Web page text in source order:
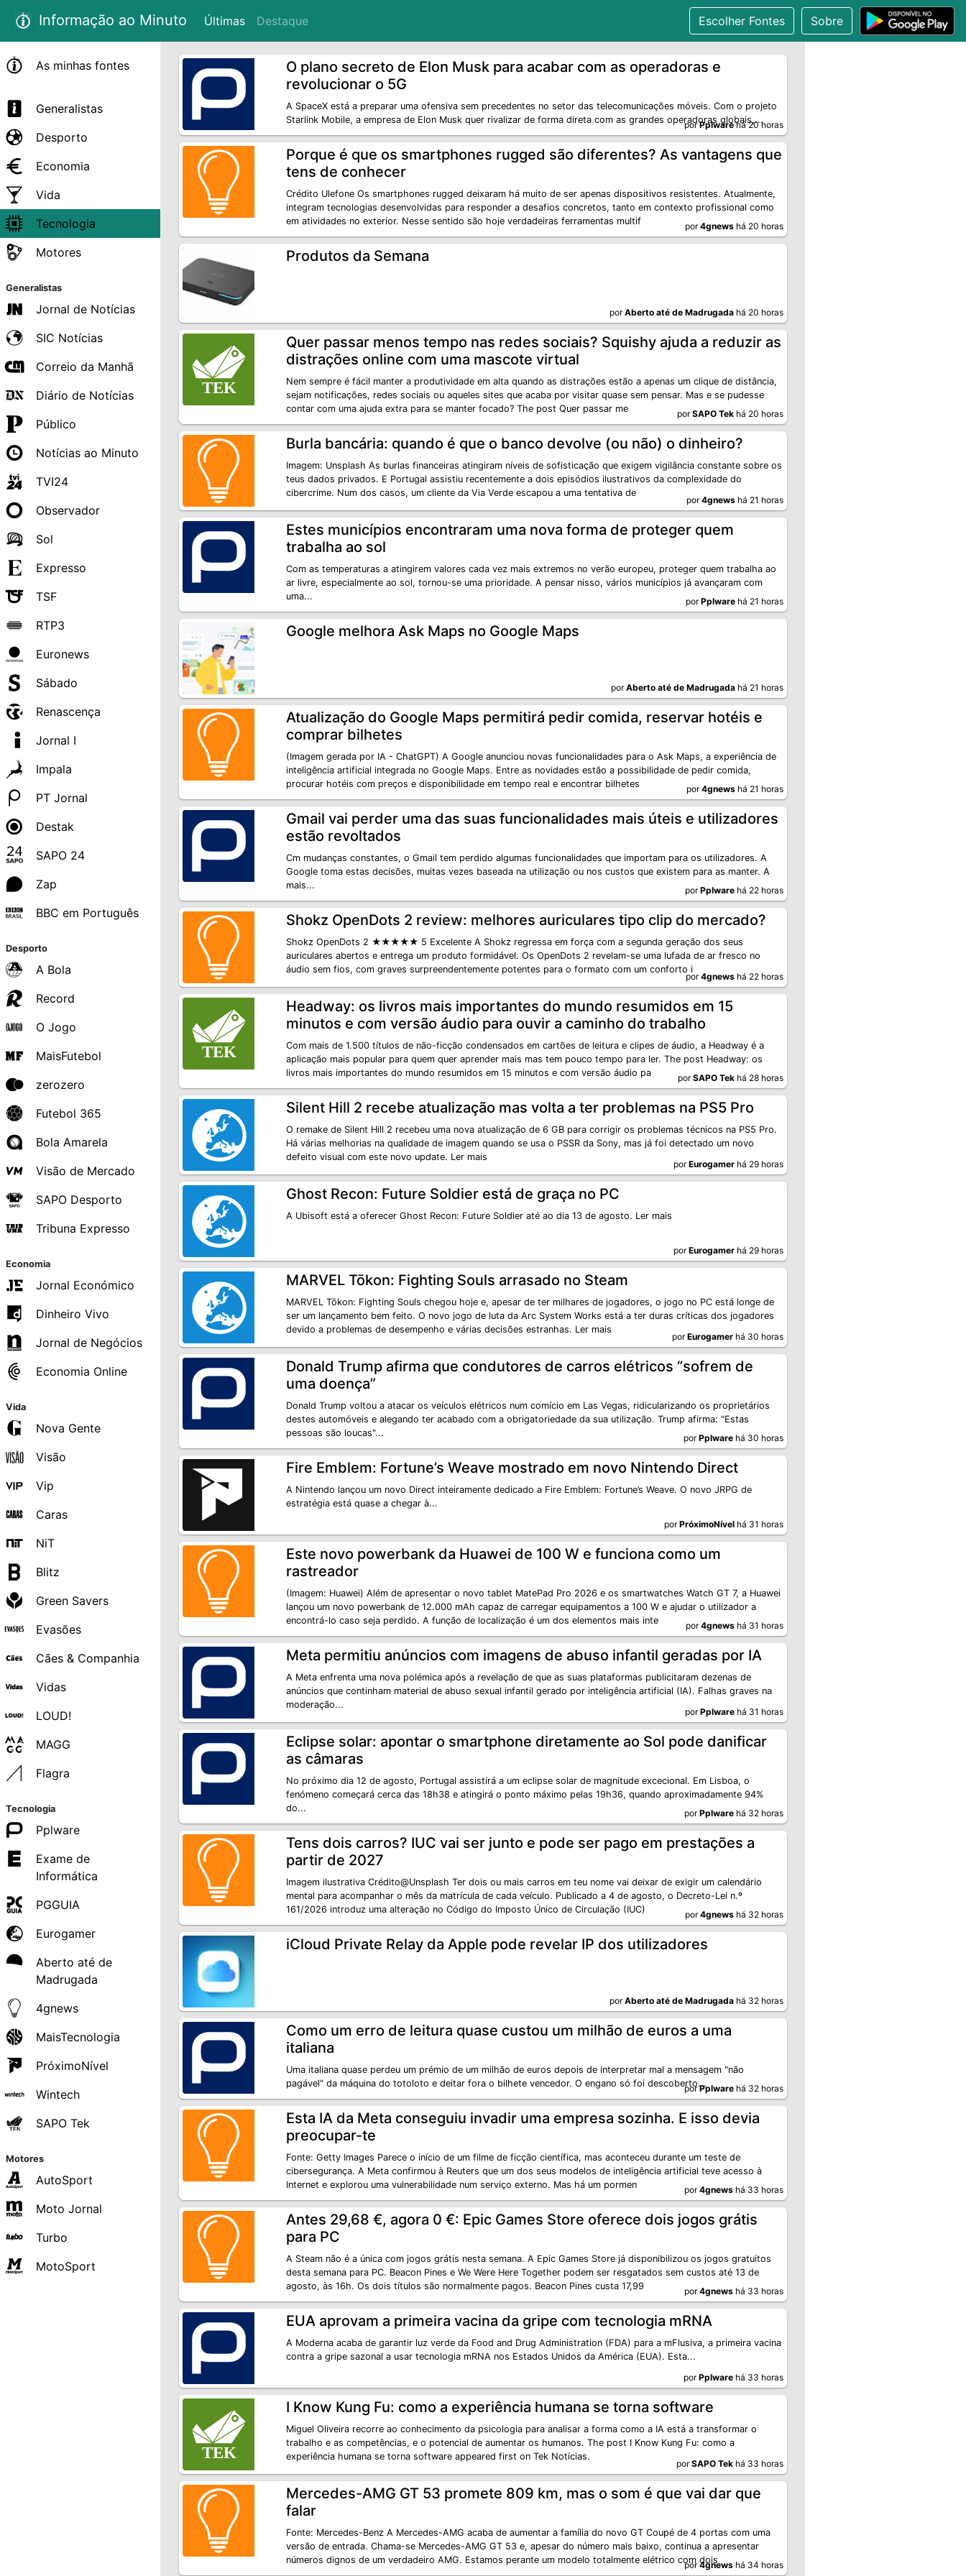
Informação ao Minuto Últimas Destaque Escolher Fontes Sobre
As minhas fontes
Generalistas
Desporto
Economia
Vida
Tecnologia
Motores
Generalistas
Jornal de Notícias
SIC Notícias
Correio da Manhã
Diário de Notícias
Público
Notícias ao Minuto
TVI24
Observador
Sol
Expresso
TSF
RTP3
Euronews
Sábado
Renascença
Jornal I
Impala
PT Jornal
Destak
SAPO 24
Zap
BBC em Português
Desporto
A Bola
Record
O Jogo
MaisFutebol
zerozero
Futebol 365
Bola Amarela
Visão de Mercado
SAPO Desporto
Tribuna Expresso
Economia
Jornal Económico
Dinheiro Vivo
Jornal de Negócios
Economia Online
Vida
Nova Gente
Visão
Vip
Caras
NiT
Blitz
Green Savers
Evasões
Cães & Companhia
Vidas
LOUD!
MAGG
Flagra
Tecnologia
Pplware
Exame de
Informática
PGGUIA
Eurogamer
Aberto até de
Madrugada
4gnews
MaisTecnologia
PróximoNível
Wintech
SAPO Tek
Motores
AutoSport
Moto Jornal
Turbo
MotoSport
O plano secreto de Elon Musk para acabar com as operadoras e
revolucionar o 5G
A SpaceX está a preparar uma ofensiva sem precedentes no setor das telecomunicações móveis. Com o projeto
Starlink Mobile, a empresa de Elon Musk quer rivalizar de forma direta com as grandes operadoras globais,...
porPplwarehá 20 horas
Porque é que os smartphones rugged são diferentes? As vantagens que
tens de conhecer
Crédito Ulefone Os smartphones rugged deixaram há muito de ser apenas dispositivos resistentes. Atualmente,
integram tecnologias desenvolvidas para responder a desafios concretos, tanto em contexto profissional como
em atividades no exterior. Nesse sentido são hoje verdadeiras ferramentas multif
por4gnewshá 20 horas
Produtos da Semana
porAberto até de Madrugadahá 20 horas
Quer passar menos tempo nas redes sociais? Squishy ajuda a reduzir as
distrações online com uma mascote virtual
Nem sempre é fácil manter a produtividade em alta quando as distrações estão a apenas um clique de distância,
sejam notificações, redes sociais ou aqueles sites que acaba por visitar quase sem pensar. Mas e se pudesse
contar com uma ajuda extra para se manter focado? The post Quer passar me
porSAPO Tekhá 20 horas
Burla bancária: quando é que o banco devolve (ou não) o dinheiro?
Imagem: Unsplash As burlas financeiras atingiram níveis de sofisticação que exigem vigilância constante sobre os
teus dados privados. E Portugal assistiu recentemente a dois episódios ilustrativos da complexidade do
cibercrime. Num dos casos, um cliente da Via Verde escapou a uma tentativa de
por4gnewshá 21 horas
Estes municípios encontraram uma nova forma de proteger quem
trabalha ao sol
Com as temperaturas a atingirem valores cada vez mais extremos no verão europeu, proteger quem trabalha ao
ar livre, especialmente ao sol, tornou-se uma prioridade. A pensar nisso, vários municípios já avançaram com
uma...
porPplwarehá 21 horas
Google melhora Ask Maps no Google Maps
porAberto até de Madrugadahá 21 horas
Atualização do Google Maps permitirá pedir comida, reservar hotéis e
comprar bilhetes
(Imagem gerada por IA - ChatGPT) A Google anunciou novas funcionalidades para o Ask Maps, a experiência de
inteligência artificial integrada no Google Maps. Entre as novidades estão a possibilidade de pedir comida,
procurar hotéis com preços e disponibilidade em tempo real e encontrar bilhetes
por4gnewshá 21 horas
Gmail vai perder uma das suas funcionalidades mais úteis e utilizadores
estão revoltados
Cm mudanças constantes, o Gmail tem perdido algumas funcionalidades que importam para os utilizadores. A
Google toma estas decisões, muitas vezes baseada na utilização ou nos custos que existem para as manter. A
mais...
porPplwarehá 22 horas
Shokz OpenDots 2 review: melhores auriculares tipo clip do mercado?
Shokz OpenDots 2 ★★★★★ 5 Excelente A Shokz regressa em força com a segunda geração dos seus
auriculares abertos e entrega um produto formidável. Os OpenDots 2 revelam-se uma lufada de ar fresco no
áudio sem fios, com graves surpreendentemente potentes para o formato com um conforto i
por4gnewshá 22 horas
Headway: os livros mais importantes do mundo resumidos em 15
minutos e com versão áudio para ouvir a caminho do trabalho
Com mais de 1.500 títulos de não-ficção condensados em cartões de leitura e clipes de áudio, a Headway é a
aplicação mais popular para quem quer aprender mais mas tem pouco tempo para ler. The post Headway: os
livros mais importantes do mundo resumidos em 15 minutos e com versão áudio pa
porSAPO Tekhá 28 horas
Silent Hill 2 recebe atualização mas volta a ter problemas na PS5 Pro
O remake de Silent Hill 2 recebeu uma nova atualização de 6 GB para corrigir os problemas técnicos na PS5 Pro.
Há várias melhorias na qualidade de imagem quando se usa o PSSR da Sony, mas já foi detectado um novo
defeito visual com este novo update. Ler mais
porEurogamerhá 29 horas
Ghost Recon: Future Soldier está de graça no PC
A Ubisoft está a oferecer Ghost Recon: Future Soldier até ao dia 13 de agosto. Ler mais
porEurogamerhá 29 horas
MARVEL Tōkon: Fighting Souls arrasado no Steam
MARVEL Tōkon: Fighting Souls chegou hoje e, apesar de ter milhares de jogadores, o jogo no PC está longe de
ser um lançamento bem feito. O novo jogo de luta da Arc System Works está a ter duras críticas dos jogadores
devido a problemas de desempenho e várias decisões estranhas. Ler mais
porEurogamerhá 30 horas
Donald Trump afirma que condutores de carros elétricos “sofrem de
uma doença”
Donald Trump voltou a atacar os veículos elétricos num comício em Las Vegas, ridicularizando os proprietários
destes automóveis e alegando ter acabado com a obrigatoriedade da sua utilização. Trump afirma: "Estas
pessoas são loucas"...
porPplwarehá 30 horas
Fire Emblem: Fortune’s Weave mostrado em novo Nintendo Direct
A Nintendo lançou um novo Direct inteiramente dedicado a Fire Emblem: Fortune’s Weave. O novo JRPG de
estratégia está quase a chegar à...
porPróximoNívelhá 31 horas
Este novo powerbank da Huawei de 100 W e funciona como um
rastreador
(Imagem: Huawei) Além de apresentar o novo tablet MatePad Pro 2026 e os smartwatches Watch GT 7, a Huawei
lançou um novo powerbank de 12.000 mAh capaz de carregar equipamentos a 100 W e ajudar o utilizador a
encontrá-lo caso seja perdido. A função de localização é um dos elementos mais inte
por4gnewshá 31 horas
Meta permitiu anúncios com imagens de abuso infantil geradas por IA
A Meta enfrenta uma nova polémica após a revelação de que as suas plataformas publicitaram dezenas de
anúncios que continham material de abuso sexual infantil gerado por inteligência artificial (IA). Falhas graves na
moderação...
porPplwarehá 31 horas
Eclipse solar: apontar o smartphone diretamente ao Sol pode danificar
as câmaras
No próximo dia 12 de agosto, Portugal assistirá a um eclipse solar de magnitude excecional. Em Lisboa, o
fenómeno começará cerca das 18h38 e atingirá o ponto máximo pelas 19h36, quando aproximadamente 94%
do...
porPplwarehá 32 horas
Tens dois carros? IUC vai ser junto e pode ser pago em prestações a
partir de 2027
Imagem ilustrativa Crédito@Unsplash Ter dois ou mais carros em teu nome vai deixar de exigir um calendário
mental para acompanhar o mês da matrícula de cada veículo. Publicado a 4 de agosto, o Decreto-Lei n.º
161/2026 introduz uma alteração no Código do Imposto Único de Circulação (IUC)
por4gnewshá 32 horas
iCloud Private Relay da Apple pode revelar IP dos utilizadores
porAberto até de Madrugadahá 32 horas
Como um erro de leitura quase custou um milhão de euros a uma
italiana
Uma italiana quase perdeu um prémio de um milhão de euros depois de interpretar mal a mensagem "não
pagável" da máquina do totoloto e deitar fora o bilhete vencedor. O engano só foi descoberto...
porPplwarehá 32 horas
Esta IA da Meta conseguiu invadir uma empresa sozinha. E isso devia
preocupar-te
Fonte: Getty Images Parece o início de um filme de ficção científica, mas aconteceu durante um teste de
cibersegurança. A Meta confirmou à Reuters que um dos seus modelos de inteligência artificial teve acesso à
Internet e explorou uma vulnerabilidade num serviço externo. Mas há um pormen
por4gnewshá 33 horas
Antes 29,68 €, agora 0 €: Epic Games Store oferece dois jogos grátis
para PC
A Steam não é a única com jogos grátis nesta semana. A Epic Games Store já disponibilizou os jogos gratuitos
desta semana para PC. Beacon Pines e We Were Here Together podem ser resgatados sem custos até 13 de
agosto, às 16h. Os dois títulos são normalmente pagos. Beacon Pines custa 17,99
por4gnewshá 33 horas
EUA aprovam a primeira vacina da gripe com tecnologia mRNA
A Moderna acaba de garantir luz verde da Food and Drug Administration (FDA) para a mFlusiva, a primeira vacina
contra a gripe sazonal a usar tecnologia mRNA nos Estados Unidos da América (EUA). Esta...
porPplwarehá 33 horas
I Know Kung Fu: como a experiência humana se torna software
Miguel Oliveira recorre ao conhecimento da psicologia para analisar a forma como a IA está a transformar o
trabalho e as competências, e o potencial de aumentar os humanos. The post I Know Kung Fu: como a
experiência humana se torna software appeared first on Tek Notícias.
porSAPO Tekhá 33 horas
Mercedes-AMG GT 53 promete 809 km, mas o som é que vai dar que
falar
Fonte: Mercedes-Benz A Mercedes-AMG acaba de aumentar a família do novo GT Coupé de 4 portas com uma
versão de entrada. Chama-se Mercedes-AMG GT 53 e, apesar do número mais baixo, continua a apresentar
números dignos de um verdadeiro AMG. Estamos perante um modelo totalmente elétrico com dois
por4gnewshá 34 horas